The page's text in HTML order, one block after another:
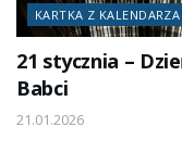
KARTKA Z KALENDARZA
21 stycznia –
Babci
21.01.2026